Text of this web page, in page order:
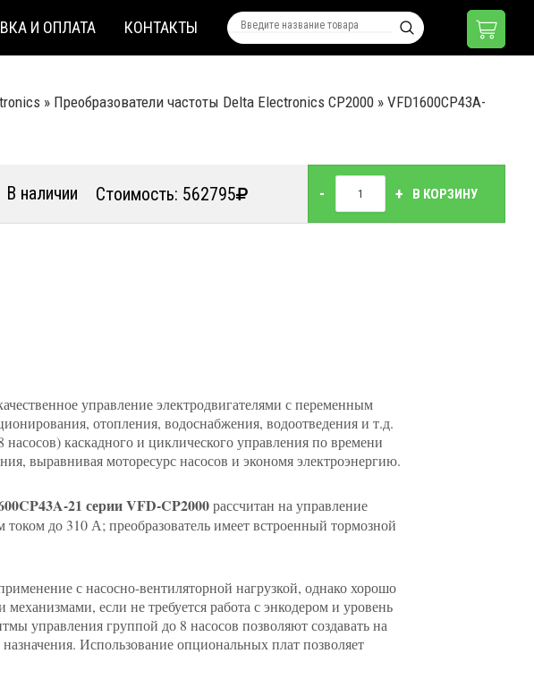
И ОПЛАТА КОНТАКТЫ
» Преобразователи частоты Delta Electronics CP2000 » VFD1600CP43A-
В наличии Стоимость: 562795 - + В КОРЗИНУ
управление электродвигателями с переменным
отопления, водоснабжения, водоотведения и т.д.
каскадного и циклического управления по времени
выравнивая моторесурс насосов и экономя электроэнергию.
21 серии VFD-CP2000рассчитан на управление
до 310 А; преобразователь имеет встроенный тормозной
с насосно-вентиляторной нагрузкой, однако хорошо
если не требуется работа с энкодером и уровень
управления группой до 8 насосов позволяют создавать на
Использование опциональных плат позволяет